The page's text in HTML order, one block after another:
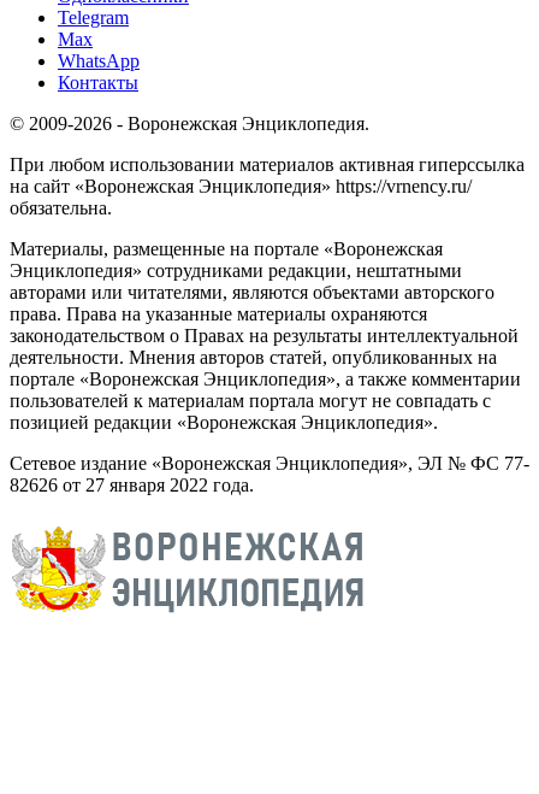
Telegram
Max
WhatsApp
Контакты
© 2009-2026 - Воронежская Энциклопедия.
При любом использовании материалов активная гиперссылка
на сайт «Воронежская Энциклопедия» https://vrnency.ru/
обязательна.
Материалы, размещенные на портале «Воронежская
Энциклопедия» сотрудниками редакции, нештатными
авторами или читателями, являются объектами авторского
права. Права на указанные материалы охраняются
законодательством о Правах на результаты интеллектуальной
деятельности. Мнения авторов статей, опубликованных на
портале «Воронежская Энциклопедия», а также комментарии
пользователей к материалам портала могут не совпадать с
позицией редакции «Воронежская Энциклопедия».
Сетевое издание «Воронежская Энциклопедия», ЭЛ № ФС 77-
82626 от 27 января 2022 года.